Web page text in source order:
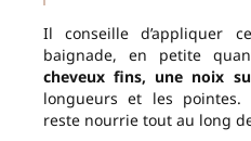
Il conseille d’appliquer
baignade, en petite
cheveux fins, une noix
longueurs et les pointes.
reste nourrie tout au long